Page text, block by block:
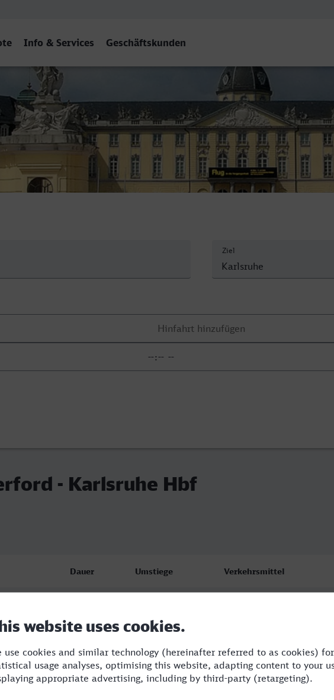
Info & Services Geschäftskunden
Hbf
Ziel
- Karlsruhe Hbf
Dauer Umstiege Verkehrsmittel
5:22 4 ERB,ICE